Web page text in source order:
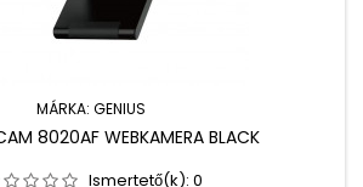
MÁRKA: GENIUS
8020AF WEBKAMERA BLACK
Ismertető(k): 0